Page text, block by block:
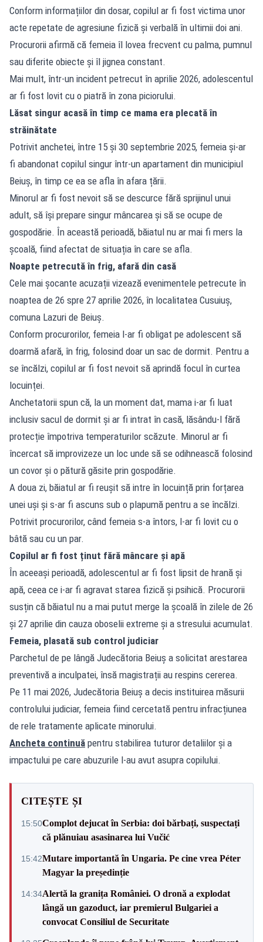
Conform informațiilor din dosar, copilul ar fi fost victima unor
acte repetate de agresiune fizică și verbală în ultimii doi ani.
Procurorii afirmă că femeia îl lovea frecvent cu palma, pumnul
sau diferite obiecte și îl jignea constant.
Mai mult, într-un incident petrecut în aprilie 2026, adolescentul
ar fi fost lovit cu o piatră în zona piciorului.
Lăsat singur acasă în timp ce mama era plecată în
străinătate
Potrivit anchetei, între 15 și 30 septembrie 2025, femeia și-ar
fi abandonat copilul singur într-un apartament din municipiul
Beiuș, în timp ce ea se afla în afara țării.
Minorul ar fi fost nevoit să se descurce fără sprijinul unui
adult, să își prepare singur mâncarea și să se ocupe de
gospodărie. În această perioadă, băiatul nu ar mai fi mers la
școală, fiind afectat de situația în care se afla.
Noapte petrecută în frig, afară din casă
Cele mai șocante acuzații vizează evenimentele petrecute în
noaptea de 26 spre 27 aprilie 2026, în localitatea Cusuiuș,
comuna Lazuri de Beiuș.
Conform procurorilor, femeia l-ar fi obligat pe adolescent să
doarmă afară, în frig, folosind doar un sac de dormit. Pentru a
se încălzi, copilul ar fi fost nevoit să aprindă focul în curtea
locuinței.
Anchetatorii spun că, la un moment dat, mama i-ar fi luat
inclusiv sacul de dormit și ar fi intrat în casă, lăsându-l fără
protecție împotriva temperaturilor scăzute. Minorul ar fi
încercat să improvizeze un loc unde să se odihnească folosind
un covor și o pătură găsite prin gospodărie.
A doua zi, băiatul ar fi reușit să intre în locuință prin forțarea
unei uși și s-ar fi ascuns sub o plapumă pentru a se încălzi.
Potrivit procurorilor, când femeia s-a întors, l-ar fi lovit cu o
bâtă sau cu un par.
Copilul ar fi fost ținut fără mâncare și apă
În aceeași perioadă, adolescentul ar fi fost lipsit de hrană și
apă, ceea ce i-ar fi agravat starea fizică și psihică. Procurorii
susțin că băiatul nu a mai putut merge la școală în zilele de 26
și 27 aprilie din cauza oboselii extreme și a stresului acumulat.
Femeia, plasată sub control judiciar
Parchetul de pe lângă Judecătoria Beiuș a solicitat arestarea
preventivă a inculpatei, însă magistrații au respins cererea.
Pe 11 mai 2026, Judecătoria Beiuș a decis instituirea măsurii
controlului judiciar, femeia fiind cercetată pentru infracțiunea
de rele tratamente aplicate minorului.
Ancheta continuă pentru stabilirea tuturor detaliilor și a
impactului pe care abuzurile l-au avut asupra copilului.
CITEȘTE ȘI
15:50Complot dejucat în Serbia: doi bărbați, suspectați
că plănuiau asasinarea lui Vučić
15:42Mutare importantă în Ungaria. Pe cine vrea Péter
Magyar la președinție
14:34Alertă la granița României. O dronă a explodat
lângă un gazoduct, iar premierul Bulgariei a
convocat Consiliul de Securitate